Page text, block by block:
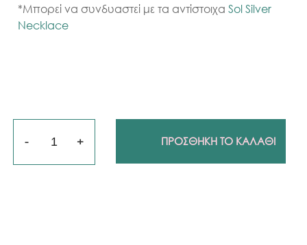
*Μπορεί να συνδυαστεί με τα αντίστοιχα Sol Silver
Necklace
Ποσότητα ΠΡΟΣΘΗΚΗ ΤΟ ΚΑΛΑΘΙ